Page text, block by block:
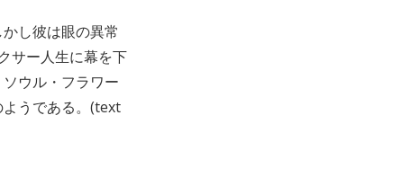
し彼は眼の異常
サー人生に幕を下
ウル・フラワー
うである。(text